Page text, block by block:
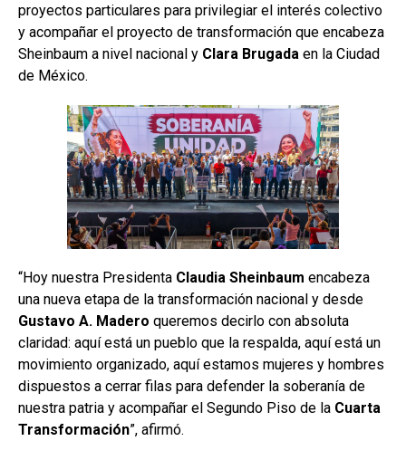
proyectos particulares para privilegiar el interés colectivo
y acompañar el proyecto de transformación que encabeza
Sheinbaum a nivel nacional y Clara Brugada en la Ciudad
de México.
“Hoy nuestra Presidenta Claudia Sheinbaum encabeza
una nueva etapa de la transformación nacional y desde
Gustavo A. Madero queremos decirlo con absoluta
claridad: aquí está un pueblo que la respalda, aquí está un
movimiento organizado, aquí estamos mujeres y hombres
dispuestos a cerrar filas para defender la soberanía de
nuestra patria y acompañar el Segundo Piso de la Cuarta
Transformación”, afirmó.